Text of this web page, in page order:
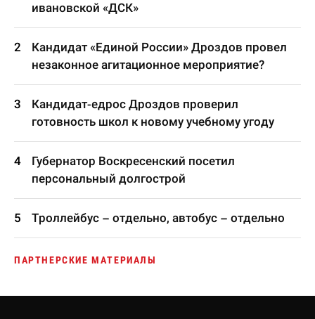
ивановской «ДСК»
Кандидат «Единой России» Дроздов провел
незаконное агитационное мероприятие?
Кандидат-едрос Дроздов проверил
готовность школ к новому учебному угоду
Губернатор Воскресенский посетил
персональный долгострой
Троллейбус – отдельно, автобус – отдельно
ПАРТНЕРСКИЕ МАТЕРИАЛЫ